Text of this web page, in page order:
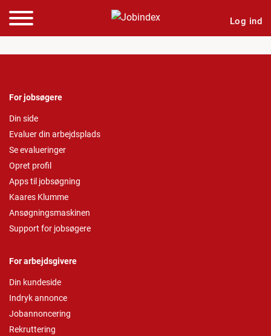
Log ind
For jobsøgere
Din side
Evaluer din arbejdsplads
Se evalueringer
Opret profil
Apps til jobsøgning
Kaares Klumme
Ansøgningsmaskinen
Support for jobsøgere
For arbejdsgivere
Din kundeside
Indryk annonce
Jobannoncering
Rekruttering